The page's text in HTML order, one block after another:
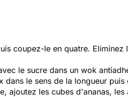
coupez-le en quatre.
le sucre dans un wok
dans le sens de la longueur
ajoutez les cubes d'ananas,